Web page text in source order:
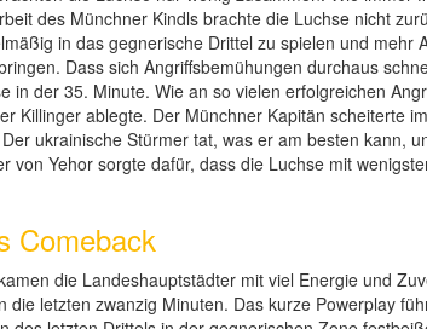
des Münchner Kindls brachte die Luchse nicht
in das gegnerische Drittel zu spielen und mehr
Dass sich Angriffsbemühungen durchaus
der 35. Minute. Wie an so vielen erfolgreichen
Killinger ablegte. Der Münchner Kapitän scheiterte
ukrainische Stürmer tat, was er am besten kann,
Yehor sorgte dafür, dass die Luchse mit
Comeback
die Landeshauptstädter mit viel Energie und
letzten zwanzig Minuten. Das kurze Powerplay